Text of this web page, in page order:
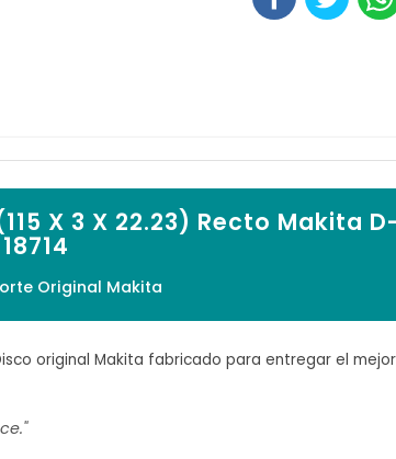
X 3 X 22.23) Recto Makita
18714
Original Makita
original Makita fabricado para entregar el mejor